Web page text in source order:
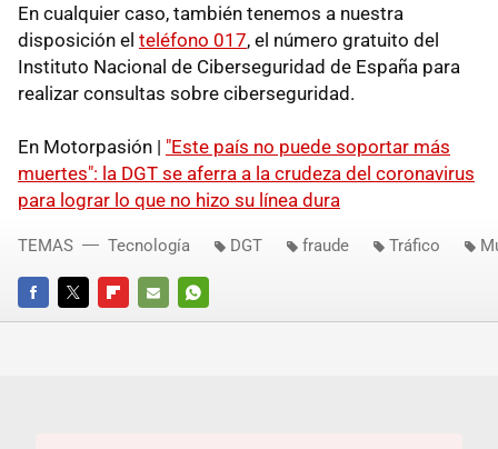
En cualquier caso, también tenemos a nuestra
disposición el teléfono 017, el número gratuito del
Instituto Nacional de Ciberseguridad de España para
realizar consultas sobre ciberseguridad.
En Motorpasión | "Este país no puede soportar más
muertes": la DGT se aferra a la crudeza del coronavirus
para lograr lo que no hizo su línea dura
FACEBOOKTWITTERFLIPBOARD
E-
WHATSAPP
TEMAS Tecnología DGT fraude Tráfico